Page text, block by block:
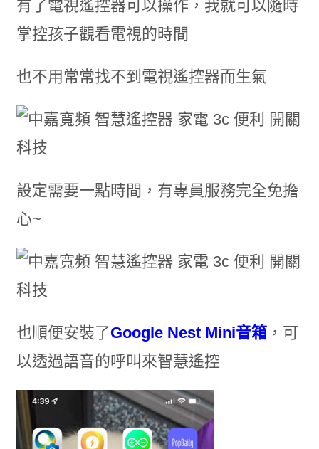
有了電視遙控器可以操作，我就可以隨時
掌控孩子觀看電視的時間
也不用常常找不到電視遙控器而生氣
設定需要一點時間，有專員服務完全免擔
心~
也順便安裝了Google Nest Mini音箱，可
以透過語音的呼叫來智慧遙控